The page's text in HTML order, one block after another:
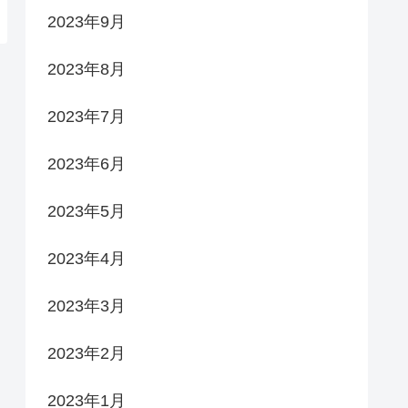
2023年9月
2023年8月
2023年7月
2023年6月
2023年5月
2023年4月
2023年3月
2023年2月
2023年1月